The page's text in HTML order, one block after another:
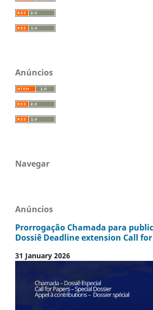
Anúncios
Navegar
Anúncios
Prorrogação Chamada para
Dossiê Deadline extension Call
31 January 2026